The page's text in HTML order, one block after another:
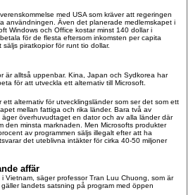
med USA som kräver att regeringen
användningen. Även det planerade medlemskapet i
Windows och Office kostar minst 140 dollar i
för de flesta eftersom inkomsten per capita
piratkopior för runt tio dollar.
är alltså uppenbar. Kina, Japan och Sydkorea har
för att utveckla ett alternativ till Microsoft.
ett alternativ för utvecklingsländer som ser det som ett
mellan fattiga och rika länder. Bara två av
överhuvudtaget en dator och av alla länder där
den minsta marknaden. Men Microsofts produkter
av programmen säljs illegalt efter att ha
det uteblivna intäkter för cirka 40-50 miljoner
affär
Vietnam, säger professor Tran Luu Chuong, som är
landets satsning på program med öppen